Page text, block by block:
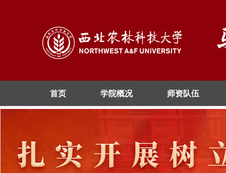
首页 学院概况 师资队伍